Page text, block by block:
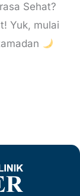
Sehat?
Yuk, mulai